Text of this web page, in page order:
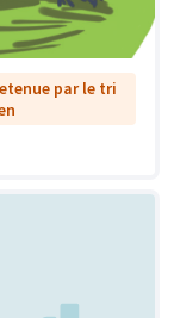
par le tri